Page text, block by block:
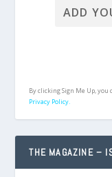
By clicking Sign Me Up,
Privacy Policy.
THE MAGAZINE –